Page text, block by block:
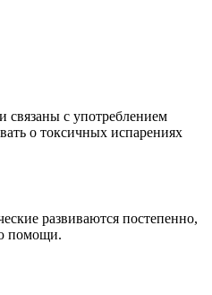
связаны с употреблением
о токсичных испарениях
развиваются постепенно,
помощи.